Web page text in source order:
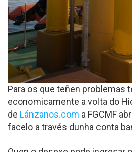
Para os que teñen problemas
economicamente a volta do
de Lánzanos.com a FGCMF
facelo a través dunha conta